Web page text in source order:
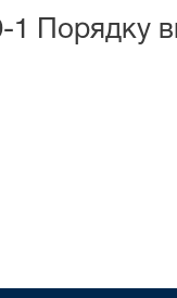
Порядку